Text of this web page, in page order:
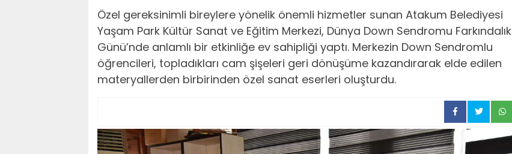
Özel gereksinimli bireylere yönelik önemli hizmetler sunan Atakum Belediyesi
Yaşam Park Kültür Sanat ve Eğitim Merkezi, Dünya Down Sendromu Farkındalık
Günü’nde anlamlı bir etkinliğe ev sahipliği yaptı. Merkezin Down Sendromlu
öğrencileri, topladıkları cam şişeleri geri dönüşüme kazandırarak elde edilen
materyallerden birbirinden özel sanat eserleri oluşturdu.